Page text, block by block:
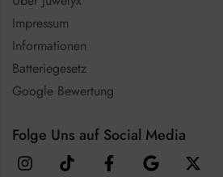
Impressum
Informationen
Batteriegesetz
Google Bewertung
Folge Uns auf Social Media